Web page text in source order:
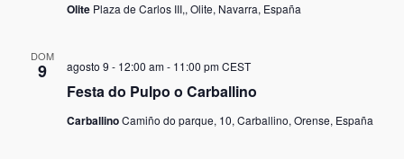
Olite Plaza de Carlos III,, Olite, Navarra, España
DOM
9
Festa do Pulpo o Carballino
agosto 9 - 12:00 am- 11:00 pm CEST
CarballinoCamiño do parque, 10, Carballino, Orense, España